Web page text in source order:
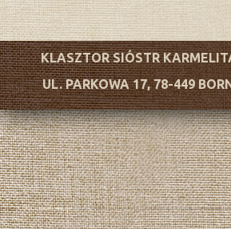
KLASZTOR SIÓSTR
UL. PARKOWA 17, 78-449